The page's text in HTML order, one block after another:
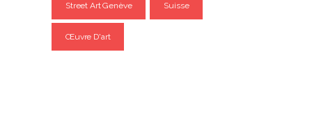
Street Art Genève Suisse
Œuvre D'art